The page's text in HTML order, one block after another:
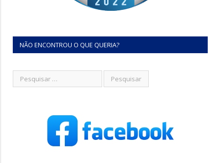
NÃO ENCONTROU O QUE QUERIA?